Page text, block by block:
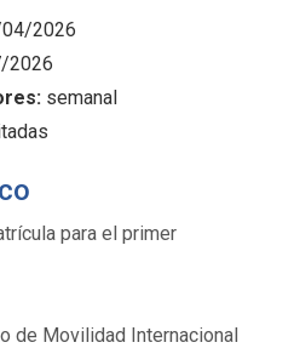
2026
2026
semanal
para el primer
de Movilidad Internacional